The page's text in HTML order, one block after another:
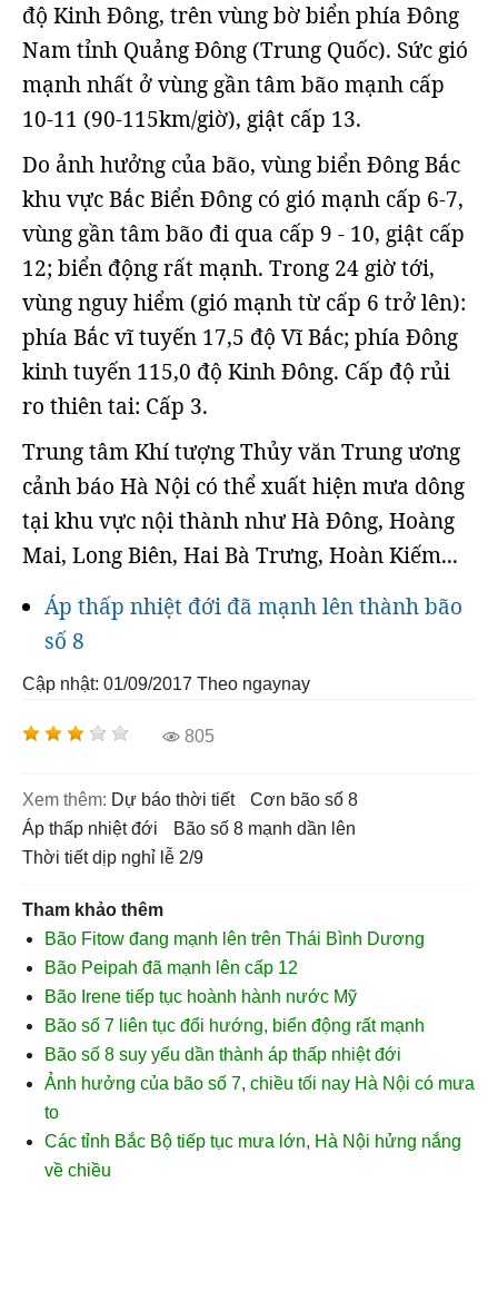
độ Kinh Đông, trên vùng bờ biển phía Đông
Nam tỉnh Quảng Đông (Trung Quốc). Sức gió
mạnh nhất ở vùng gần tâm bão mạnh cấp
10-11 (90-115km/giờ), giật cấp 13.
Do ảnh hưởng của bão, vùng biển Đông Bắc
khu vực Bắc Biển Đông có gió mạnh cấp 6-7,
vùng gần tâm bão đi qua cấp 9 - 10, giật cấp
12; biển động rất mạnh. Trong 24 giờ tới,
vùng nguy hiểm (gió mạnh từ cấp 6 trở lên):
phía Bắc vĩ tuyến 17,5 độ Vĩ Bắc; phía Đông
kinh tuyến 115,0 độ Kinh Đông. Cấp độ rủi
ro thiên tai: Cấp 3.
Trung tâm Khí tượng Thủy văn Trung ương
cảnh báo Hà Nội có thể xuất hiện mưa dông
tại khu vực nội thành như Hà Đông, Hoàng
Mai, Long Biên, Hai Bà Trưng, Hoàn Kiếm...
Áp thấp nhiệt đới đã mạnh lên thành bão
số 8
Cập nhật: 01/09/2017 Theo ngaynay
805
Xem thêm: dự báo thời tiết
cơn bão số 8
áp thấp nhiệt đới
bão số 8 mạnh dần lên
thời tiết dịp nghỉ lễ 2/9
Tham khảo thêm
Bão Fitow đang mạnh lên trên Thái Bình Dương
Bão Peipah đã mạnh lên cấp 12
Bão Irene tiếp tục hoành hành nước Mỹ
Bão số 7 liên tục đổi hướng, biển động rất mạnh
Bão số 8 suy yếu dần thành áp thấp nhiệt đới
Ảnh hưởng của bão số 7, chiều tối nay Hà Nội có mưa
to
Các tỉnh Bắc Bộ tiếp tục mưa lớn, Hà Nội hửng nắng
về chiều